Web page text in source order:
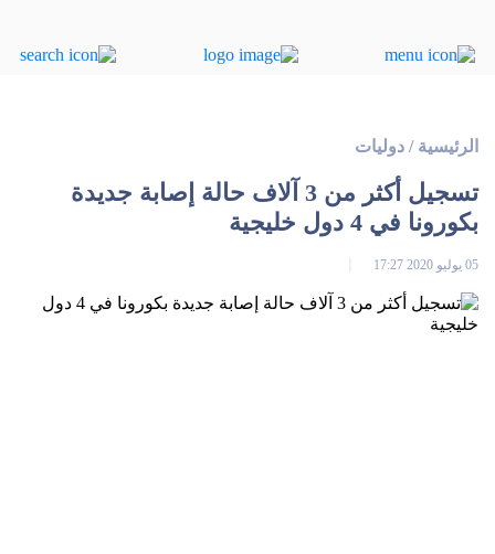
الرئيسية / دوليات
تسجيل أكثر من 3 آلاف حالة إصابة جديدة
بكورونا في 4 دول خليجية
05 يوليو 2020 17:27